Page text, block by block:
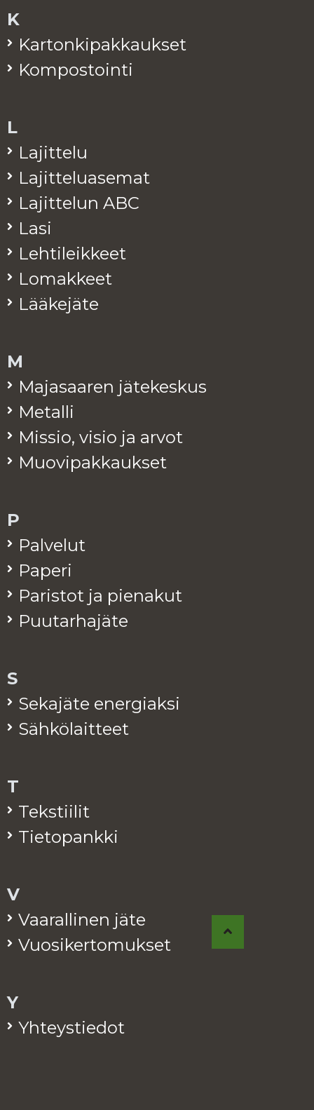
K
Kar­ton­ki­pak­kauk­set
Kom­pos­toin­ti
L
La­jit­te­lu
La­jit­te­lua­se­mat
La­jit­te­lun ABC
Lasi
Leh­ti­leik­keet
Lo­mak­keet
Lää­ke­jä­te
M
Ma­ja­saa­ren jä­te­kes­kus
Me­tal­li
Mis­sio, visio ja arvot
Muo­vi­pak­kauk­set
P
Pal­ve­lut
Pa­pe­ri
Pa­ris­tot ja pie­na­kut
Puu­tar­ha­jä­te
S
Se­ka­jä­te ener­giak­si
Säh­kö­lait­teet
T
Teks­tii­lit
Tie­to­pank­ki
V
Vaa­ral­li­nen jäte
Vuo­si­ker­to­muk­set
Y
Yh­teys­tie­dot